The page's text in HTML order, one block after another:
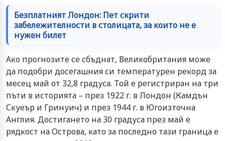
Безплатният Лондон: Пет скрити
забележителности в столицата, за които не е
нужен билет
Ако прогнозите се сбъднат, Великобритания може
да подобри досегашния си температурен рекорд за
месец май от 32,8 градуса. Той е регистриран на три
пъти в историята – през 1922 г. в Лондон (Камдън
Скуеър и Гринуич) и през 1944 г. в Югоизточна
Англия. Достигането на 30 градуса през май е
рядкост на Острова, като за последно тази граница е